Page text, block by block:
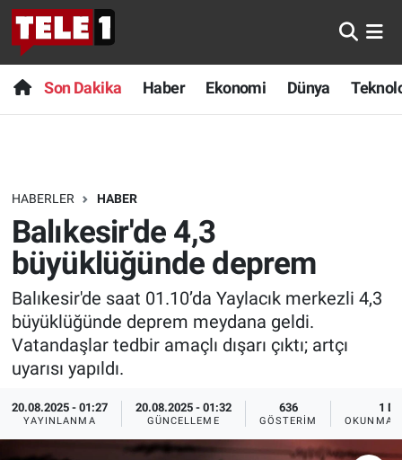
Son Dakika Haber Ekonomi Dünya
HABERLER HABER
Balıkesir'de 4,3
büyüklüğünde deprem
Balıkesir'de saat 01.10’da Yaylacık merkezli 4,3
büyüklüğünde deprem meydana geldi.
Vatandaşlar tedbir amaçlı dışarı çıktı; artçı
uyarısı yapıldı.
20.08.2025 - 01:27
YAYINLANMA
20.08.2025 - 01:32
GÜNCELLEME
636
GÖSTERIM
1 DK
OKUNMA
Anında Manşet
Başka Sohbetler
Bilim turu
Bilim ve Teknoloji Evreni
Doğa Konuşuyor
Dünya
Ege'den Esintiler
Son Dakika
Haber
Dünya
Teknoloji
Sağlık
Spor
İletişim
Nöbetçi Eczaneler
Hava Durumu
Trafik Durumu
Süper Lig Puan Durumu ve Fikstür
Tüm Manşetler
Son Dakika Haberleri